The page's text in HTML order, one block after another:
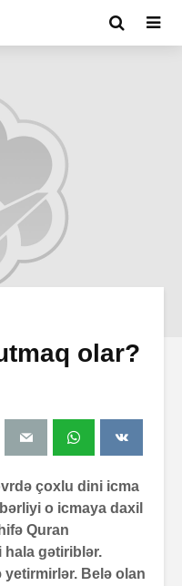
olar?
çoxlu dini icma
o icmaya daxil
Quran
gətiriblər.
Belə olan